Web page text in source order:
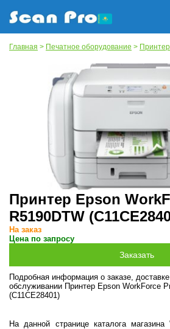
Главная > Печатное оборудование >
Принтер Epson
R5190DTW
На заказ
Цена по запросу
Подробная информация о заказе,
обслуживании Принтер Epson WorkForce
(C11CE28401)
На данной странице каталога